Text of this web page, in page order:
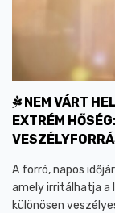
NEM VÁRT
EXTRÉM
A forró, napos
amely irritálhatja a
különösen